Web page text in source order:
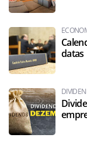
datas